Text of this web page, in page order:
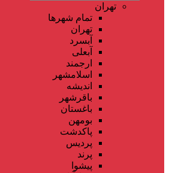
تهران
تمام شهر‌ها
تهران
آبسرد
آبعلی
ارجمند
اسلامشهر
اندیشه
باقرشهر
باغستان
بومهن
پاکدشت
پردیس
پرند
پیشوا